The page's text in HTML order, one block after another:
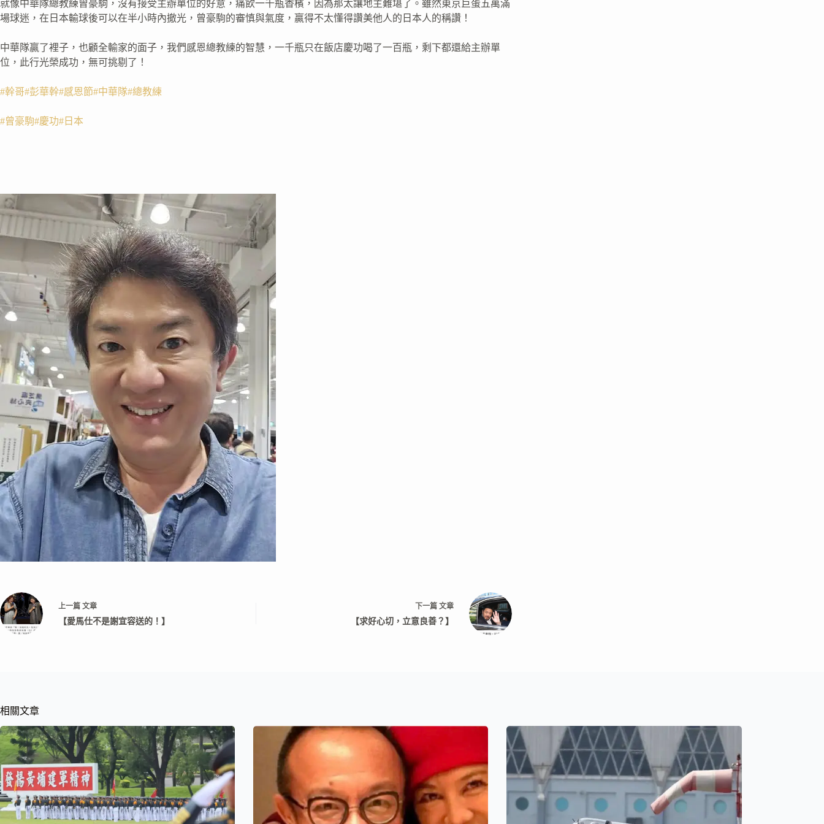
就像中華隊總教練曾豪駒，沒有接受主辦單位的好意，痛飲一千瓶香檳，因為那太讓地主難堪了。雖然東京巨蛋五萬滿
場球迷，在日本輸球後可以在半小時內撤光，曾豪駒的審慎與氣度，贏得不太懂得讚美他人的日本人的稱讚！
中華隊贏了裡子，也顧全輸家的面子，我們感恩總教練的智慧，一千瓶只在飯店慶功喝了一百瓶，剩下都還給主辦單
位，此行光榮成功，無可挑剔了！
#幹哥#彭華幹#感恩節#中華隊#總教練
#曾豪駒#慶功#日本
上一篇 文章
【愛馬仕不是謝宜容送的！】
下一篇 文章
【求好心切，立意良善？】
相關文章